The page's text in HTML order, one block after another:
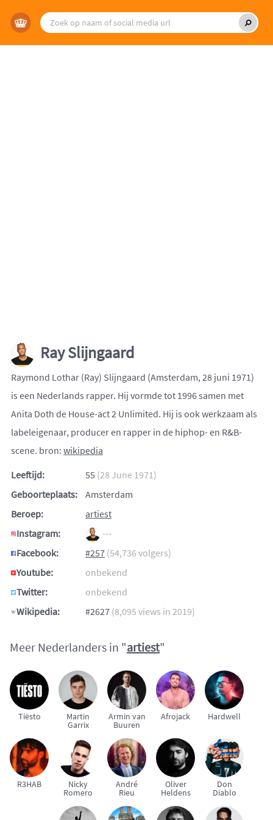
Ray Slijngaard
Raymond Lothar (Ray) Slijngaard (Amsterdam, 28 juni 1971)
is een Nederlands rapper. Hij vormde tot 1996 samen met
Anita Doth de House-act 2 Unlimited. Hij is ook werkzaam als
labeleigenaar, producer en rapper in de hiphop- en R&B-
scene. bron: wikipedia
Leeftijd:
55 (28 June 1971)
Geboorteplaats:
Amsterdam
Beroep:
artiest
Instagram:
---
Facebook:
#257 (54,736 volgers)
Youtube:
onbekend
Twitter:
onbekend
Wikipedia:
#2627 (8,095 views in 2019)
Meer Nederlanders in "artiest"
Tiësto Martin
Garrix
Armin van
Buuren
Afrojack Hardwell
R3HAB Nicky
Romero
André
Rieu
Oliver
Heldens
Don
Diablo